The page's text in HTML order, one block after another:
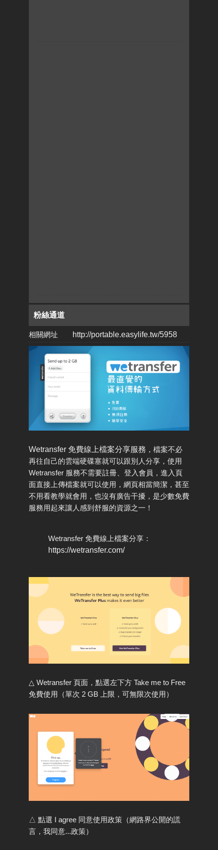
粉絲通道
相關網址 http://portable.easylife.tw/5958
Wetransfer 免費線上檔案分享服務 ，檔案不必
再往自己的雲端硬碟塞就可以跟別人分享，使用
Wetransfer 服務不需要註冊、登入會員，進入頁
面直接上傳檔案就可以使用，網頁相當簡潔，甚至
不用看教學就會用，也沒有廣告干擾，是少數免費
服務用起來讓人感到舒服的資源之一！
Wetransfer 免費線上檔案分享：
https://wetransfer.com/
△ Wetransfer 頁面，點選左下方 Take me to Free
免費使用（單次 2 GB 上限，可無限次使用）
△ 點選 I agree 同意使用政策（網路界公開的謊
言，我同意...政策）